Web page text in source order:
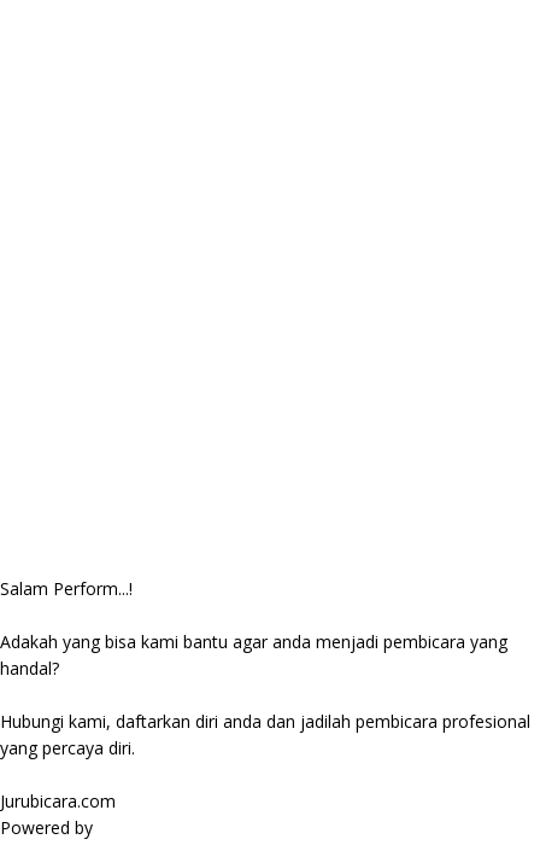
Salam Perform...!
Adakah yang bisa kami bantu agar anda menjadi pembicara yang
handal?
Hubungi kami, daftarkan diri anda dan jadilah pembicara profesional
yang percaya diri.
Jurubicara.com
Powered by